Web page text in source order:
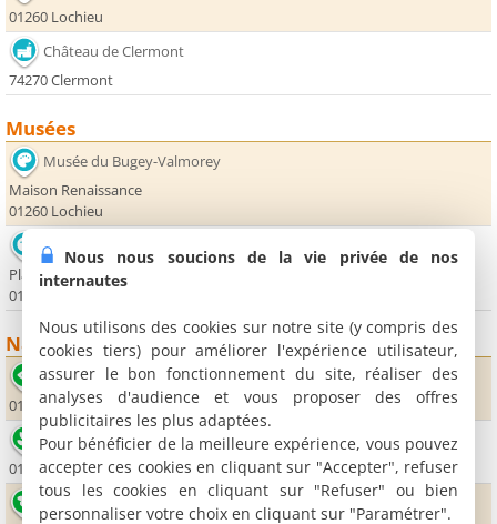
01260 Lochieu
Château de Clermont
74270 Clermont
Musées
Musée du Bugey-Valmorey
Maison Renaissance
01260 Lochieu
Musée du Bois
Place de la République
01420 Seyssel
Nature
Site de Chateauneuf
01260 Songieu
Pain de Sucre
01260 Champagne en Valromey
Lac des Alliettes
Nous nous soucions de la vie privée de nos
internautes
Nous utilisons des cookies sur notre site (y compris des
cookies tiers) pour améliorer l'expérience utilisateur,
assurer le bon fonctionnement du site, réaliser des
analyses d'audience et vous proposer des offres
publicitaires les plus adaptées.
Pour bénéficier de la meilleure expérience, vous pouvez
accepter ces cookies en cliquant sur "Accepter", refuser
tous les cookies en cliquant sur "Refuser" ou bien
personnaliser votre choix en cliquant sur "Paramétrer".